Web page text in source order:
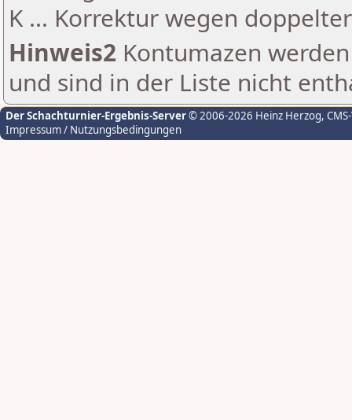
K ... Korrektur wegen
Hinweis2 Kontumazen
und sind in der Liste nicht
Der Schachturnier-Ergebnis-Server© 2006-2026 Heinz Herzog,
Impressum / Nutzungsbedingungen